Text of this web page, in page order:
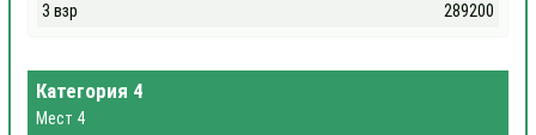
3 взр
289200
Категория 4
Мест 4